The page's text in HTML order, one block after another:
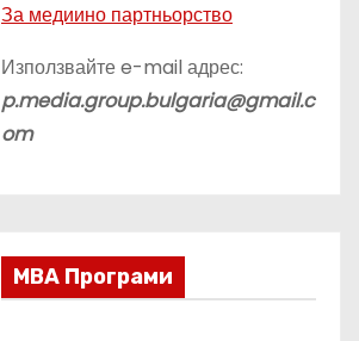
За медиино партньорство
Използвайте e-mail адрес:
p.media.group.bulgaria@gmail.c
om
МВА Програми